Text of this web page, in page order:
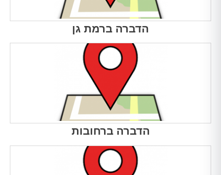
הדברה ברמת גן
הדברה ברחובות